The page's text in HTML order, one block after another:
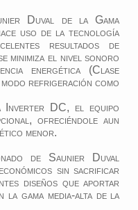
Duval de la Gama
uso de la tecnología
resultados de
minimiza el nivel sonoro
energética (Clase
refrigeración como
Inverter DC, el equipo
ofreciéndole aun
menor.
de Saunier Duval
sin sacrificar
diseños que aportar
la gama media-alta de la